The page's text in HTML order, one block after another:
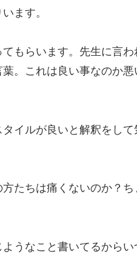
ます。
もらいます。先生に言
。これは良い事なのか
イルが良いと解釈をし
たちは痛くないのか？
うなこと書いてるからい